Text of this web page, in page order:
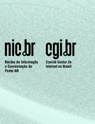
até 2
até 3
32
até 5